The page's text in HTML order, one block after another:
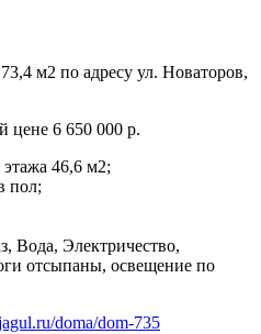
м2 по адресу ул. Новаторов,
цене 6 650 000 р.
46,6 м2;
пол;
Вода, Электричество,
отсыпаны, освещение по
doma/dom-735